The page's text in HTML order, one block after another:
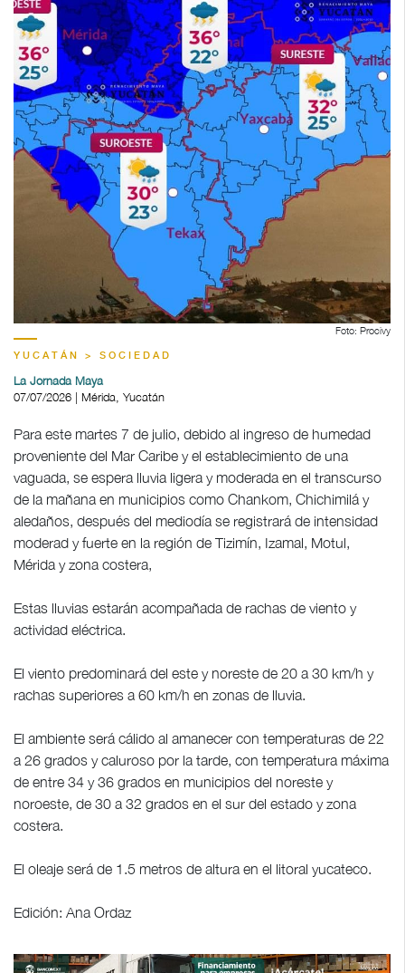
Foto: Procivy
YUCATÁN > SOCIEDAD
La Jornada Maya
07/07/2026 | Mérida, Yucatán
Para este martes 7 de julio, debido al ingreso de humedad
proveniente del Mar Caribe y el establecimiento de una
vaguada, se espera lluvia ligera y moderada en el transcurso
de la mañana en municipios como Chankom, Chichimilá y
aledaños, después del mediodía se registrará de intensidad
moderad y fuerte en la región de Tizimín, Izamal, Motul,
Mérida y zona costera,
Estas lluvias estarán acompañada de rachas de viento y
actividad eléctrica.
El viento predominará del este y noreste de 20 a 30 km/h y
rachas superiores a 60 km/h en zonas de lluvia.
El ambiente será cálido al amanecer con temperaturas de 22
a 26 grados y caluroso por la tarde, con temperatura máxima
de entre 34 y 36 grados en municipios del noreste y
noroeste, de 30 a 32 grados en el sur del estado y zona
costera.
El oleaje será de 1.5 metros de altura en el litoral yucateco.
Edición: Ana Ordaz